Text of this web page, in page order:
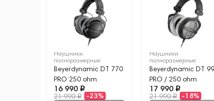
Наушники
полноразмерные
Beyerdynamic DT 770
PRO 250 ohm
16 990
21 990 -23%
Наушники
полноразмерные
Beyerdynamic DT
PRO / 250 ohm
17 990
21 990 -18%